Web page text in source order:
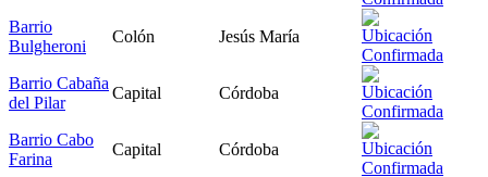
Barrio
Bulgheroni
Colón Jesús María
Barrio Cabaña
del Pilar
Capital Córdoba
Barrio Cabo
Farina
Capital Córdoba